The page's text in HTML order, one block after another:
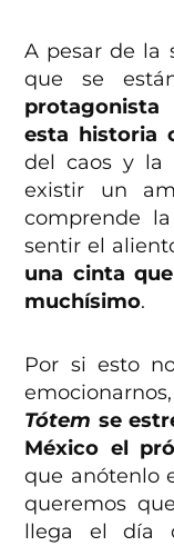
A pesar de la
que se
esta historia
del caos y la
existir un
comprende
sentir el
una cinta
muchísimo.
Por si esto
Tótem se
México el
que anótenlo
queremos
llega el día